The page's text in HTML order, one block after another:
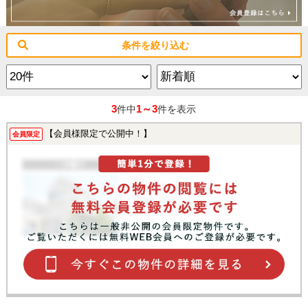
条件を絞り込む
3件中1～3件を表示
会員限定 【会員様限定で公開中！】